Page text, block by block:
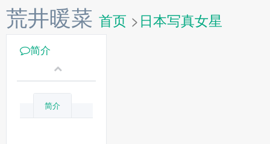
荒井暖菜 首页 >日本写真女星
简介
简介